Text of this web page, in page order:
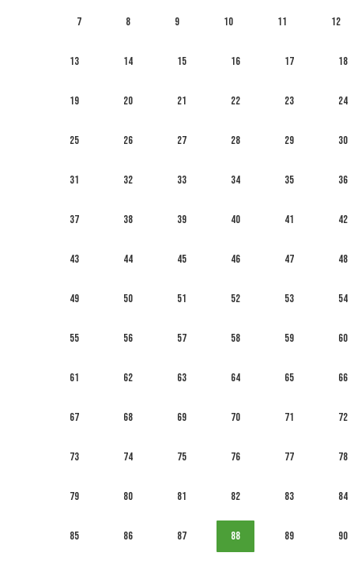
7 8 9 10 11 12
13 14 15 16 17 18
19 20 21 22 23 24
25 26 27 28 29 30
31 32 33 34 35 36
37 38 39 40 41 42
43 44 45 46 47 48
49 50 51 52 53 54
55 56 57 58 59 60
61 62 63 64 65 66
67 68 69 70 71 72
73 74 75 76 77 78
79 80 81 82 83 84
85 86 87 88 89 90